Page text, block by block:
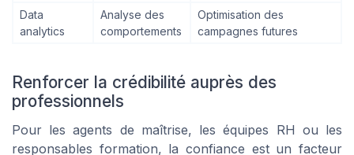
Data
analytics
Analyse des
comportements
Optimisation des
campagnes futures
Renforcer la crédibilité auprès des
professionnels
Pour les agents de maîtrise, les équipes RH ou les
responsables formation, la confiance est un facteur